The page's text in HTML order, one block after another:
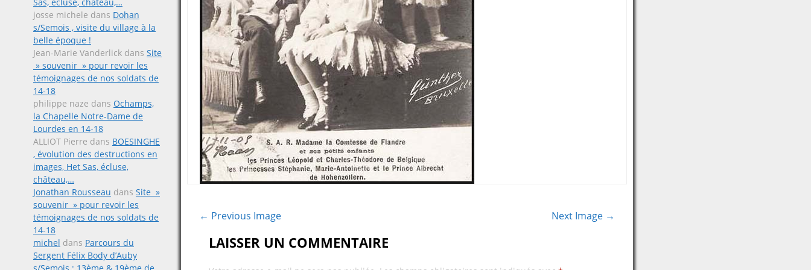
josse michele dans Dohan
s/Semois , visite du village à la
belle époque !
Jean-Marie Vanderlick dans Site
» souvenir » pour revoir les
témoignages de nos soldats de
14-18
philippe naze dans Ochamps,
la Chapelle Notre-Dame de
Lourdes en 14-18
ALLIOT Pierre dans BOESINGHE
, évolution des destructions en
images, Het Sas, écluse,
château,…
Jonathan Rousseau dans Site »
souvenir » pour revoir les
témoignages de nos soldats de
14-18
michel dans Parcours du
Sergent Félix Body d’Auby
← Previous Image Next Image →
LAISSER UN COMMENTAIRE